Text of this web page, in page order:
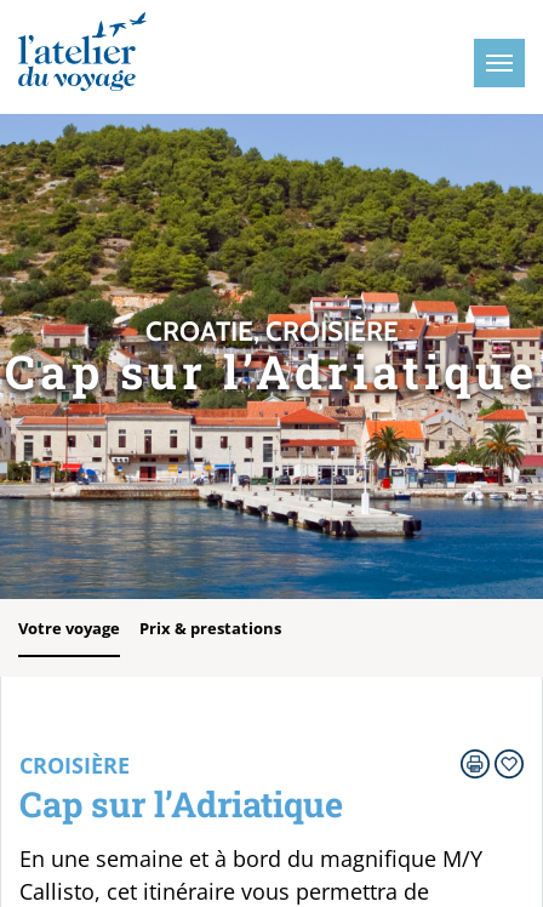
CROATIE, CROISIÈRE
Cap sur l’Adriatique
Votre voyage Prix & prestations
CROISIÈRE
Cap sur l’Adriatique
En une semaine et à bord du magnifique M/Y
Callisto, cet itinéraire vous permettra de
Panneau de gestion des cookies